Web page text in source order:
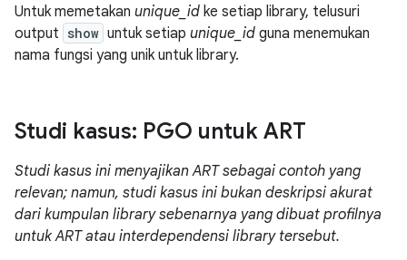
Untuk memetakan unique_id ke setiap library, telusuri
output show untuk setiap unique_id guna menemukan
nama fungsi yang unik untuk library.
Studi kasus: PGO untuk ART
Studi kasus ini menyajikan ART sebagai contoh yang
relevan; namun, studi kasus ini bukan deskripsi akurat
dari kumpulan library sebenarnya yang dibuat profilnya
untuk ART atau interdependensi library tersebut.